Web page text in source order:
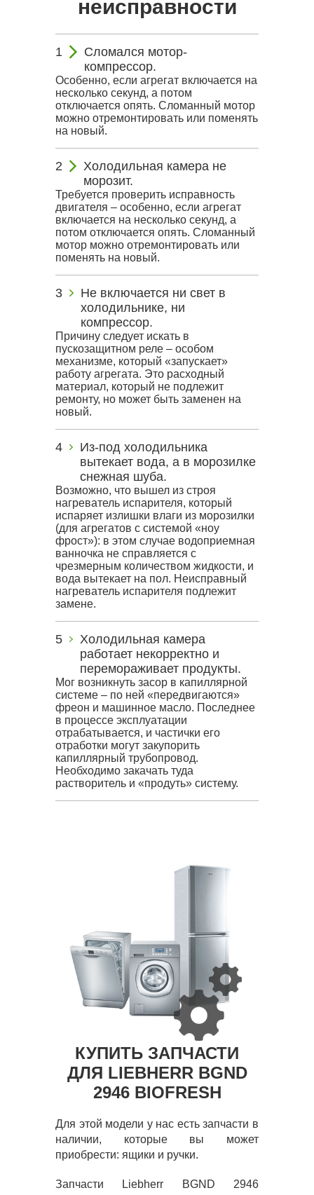
неисправности
Сломался мотор-
компрессор.
Особенно, если агрегат включается на
несколько секунд, а потом
отключается опять. Сломанный мотор
можно отремонтировать или поменять
на новый.
Холодильная камера не
морозит.
Требуется проверить исправность
двигателя – особенно, если агрегат
включается на несколько секунд, а
потом отключается опять. Сломанный
мотор можно отремонтировать или
поменять на новый.
Не включается ни свет в
холодильнике, ни
компрессор.
Причину следует искать в
пускозащитном реле – особом
механизме, который «запускает»
работу агрегата. Это расходный
материал, который не подлежит
ремонту, но может быть заменен на
новый.
Из-под холодильника
вытекает вода, а в морозилке
снежная шуба.
Возможно, что вышел из строя
нагреватель испарителя, который
испаряет излишки влаги из морозилки
(для агрегатов с системой «ноу
фрост»): в этом случае водоприемная
ванночка не справляется с
чрезмерным количеством жидкости, и
вода вытекает на пол. Неисправный
нагреватель испарителя подлежит
замене.
Холодильная камера
работает некорректно и
перемораживает продукты.
Мог возникнуть засор в капиллярной
системе – по ней «передвигаются»
фреон и машинное масло. Последнее
в процессе эксплуатации
отрабатывается, и частички его
отработки могут закупорить
капиллярный трубопровод.
Необходимо закачать туда
растворитель и «продуть» систему.
КУПИТЬ ЗАПЧАСТИ
ДЛЯ LIEBHERR BGND
2946 BIOFRESH
Для этой модели у нас есть запчасти в
наличии, которые вы может
приобрести: ящики и ручки.
Запчасти Liebherr BGND 2946